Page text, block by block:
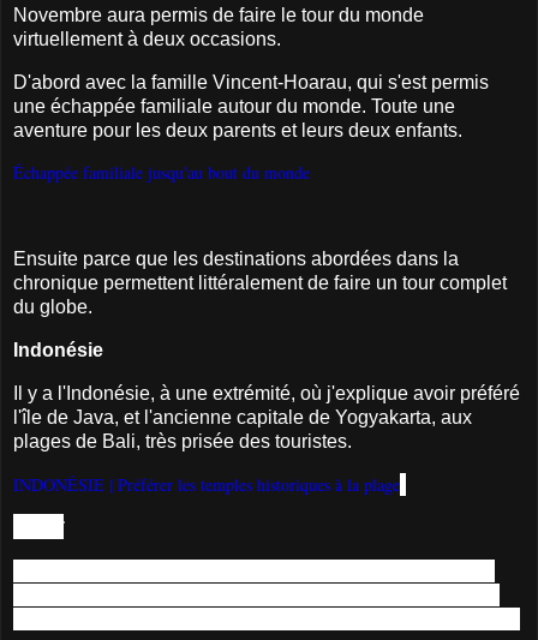
Novembre aura permis de faire le tour du monde
virtuellement à deux occasions.
D'abord avec la famille Vincent-Hoarau, qui s'est permis
une échappée familiale autour du monde. Toute une
aventure pour les deux parents et leurs deux enfants.
Échappée familiale jusqu'au bout du monde
Ensuite parce que les destinations abordées dans la
chronique permettent littéralement de faire un tour complet
du globe.
Indonésie
Il y a l'Indonésie, à une extrémité, où j'explique avoir préféré
l'île de Java, et l'ancienne capitale de Yogyakarta, aux
plages de Bali, très prisée des touristes.
INDONÉSIE | Préférer les temples historiques à la plage